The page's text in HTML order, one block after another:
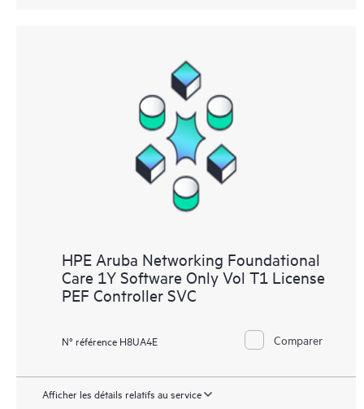
HPE Aruba Networking Foundational
Care 1Y Software Only Vol T1 License
PEF Controller SVC
N° référence H8UA4E Comparer
Afficher les détails relatifs au service